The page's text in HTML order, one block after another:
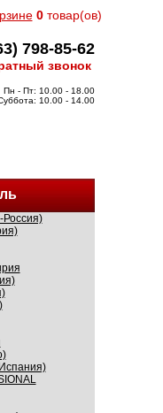
0товар(ов)
798-85-62
звонок
Пн - Пт: 10.00 - 18.00
10.00 - 14.00